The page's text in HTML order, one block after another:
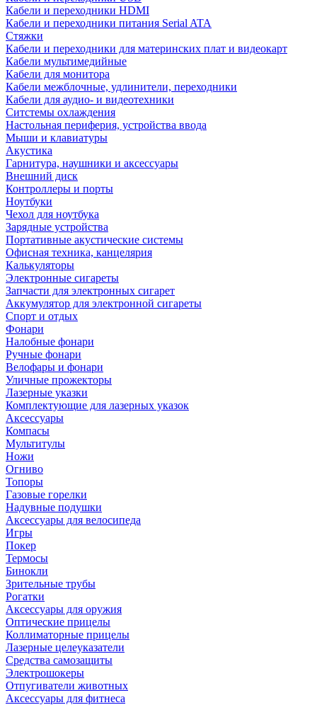
Кабели и переходники HDMI
Кабели и переходники питания Serial ATA
Стяжки
Кабели и переходники для материнских плат и видеокарт
Кабели мультимедийные
Кабели для монитора
Кабели межблочные, удлинители, переходники
Кабели для аудио- и видеотехники
Ситстемы охлаждения
Настольная периферия, устройства ввода
Мыши и клавиатуры
Акустика
Гарнитура, наушники и аксессуары
Внешний диск
Контроллеры и порты
Ноутбуки
Чехол для ноутбука
Зарядные устройства
Портативные акустические системы
Офисная техника, канцелярия
Калькуляторы
Электронные сигареты
Запчасти для электронных сигарет
Аккумулятор для электронной сигареты
Спорт и отдых
Фонари
Налобные фонари
Ручные фонари
Велофары и фонари
Уличные прожекторы
Лазерные указки
Комплектующие для лазерных указок
Аксессуары
Компасы
Мультитулы
Ножи
Огниво
Топоры
Газовые горелки
Надувные подушки
Аксессуары для велосипеда
Игры
Покер
Термосы
Бинокли
Зрительные трубы
Рогатки
Аксессуары для оружия
Оптические прицелы
Коллиматорные прицелы
Лазерные целеуказатели
Средства самозащиты
Электрошокеры
Отпугиватели животных
Аксессуары для фитнеса